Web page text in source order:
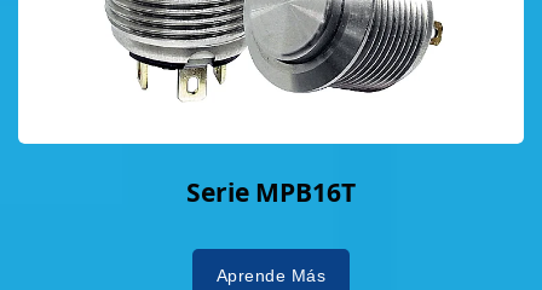
Serie MPB16T
Aprende Más